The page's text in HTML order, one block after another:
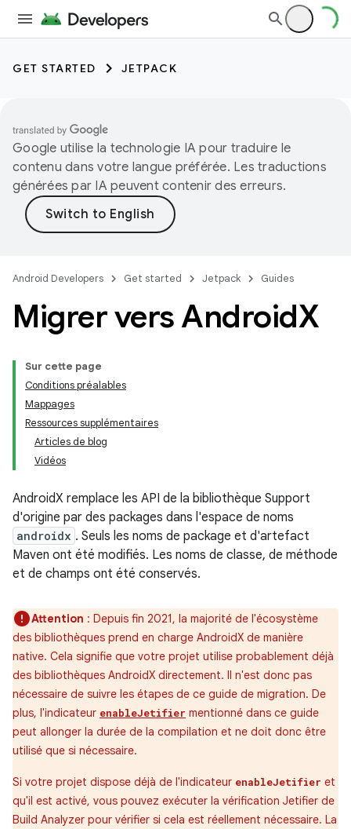
GET STARTED JETPACK
Google utilise la technologie IA pour traduire le
contenu dans votre langue préférée. Les traductions
générées par IA peuvent contenir des erreurs.
Android Developers Get started Jetpack Guides
Migrer vers AndroidX
Sur cette page
Conditions préalables
Mappages
Ressources supplémentaires
Articles de blog
Vidéos
AndroidX remplace les API de la bibliothèque Support
d'origine par des packages dans l'espace de noms
androidx . Seuls les noms de package et d'artefact
Maven ont été modifiés. Les noms de classe, de méthode
et de champs ont été conservés.
Attention : Depuis fin 2021, la majorité de l'écosystème
des bibliothèques prend en charge AndroidX de manière
native. Cela signifie que votre projet utilise probablement déjà
des bibliothèques AndroidX directement. Il n'est donc pas
nécessaire de suivre les étapes de ce guide de migration. De
plus, l'indicateur enableJetifier mentionné dans ce guide
peut allonger la durée de la compilation et ne doit donc être
utilisé que si nécessaire.
Si votre projet dispose déjà de l'indicateur enableJetifier et
qu'il est activé, vous pouvez exécuter la vérification Jetifier de
Build Analyzer pour vérifier si cela est réellement nécessaire. La